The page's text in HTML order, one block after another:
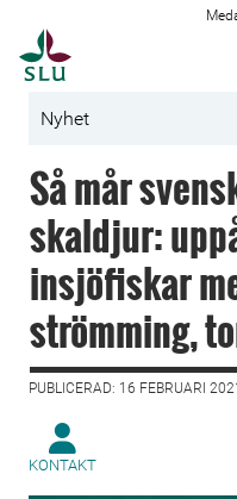
Nyhet
Så mår
skaldjur:
insjöfiskar
strömming,
PUBLICERAD: 16 FEBRUARI
KONTAKT